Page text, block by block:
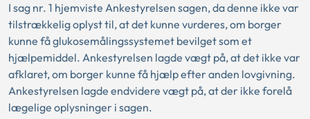
I sag nr. 1 hjemviste Ankestyrelsen sagen, da denne ikke var
tilstrækkelig oplyst til, at det kunne vurderes, om borger
kunne få glukosemålingssystemet bevilget som et
hjælpemiddel. Ankestyrelsen lagde vægt på, at det ikke var
afklaret, om borger kunne få hjælp efter anden lovgivning.
Ankestyrelsen lagde endvidere vægt på, at der ikke forelå
lægelige oplysninger i sagen.